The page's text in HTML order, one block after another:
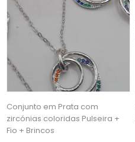
Conjunto em Prata com
zircónias coloridas Pulseira +
Fio + Brincos